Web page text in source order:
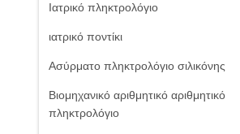
Ιατρικό πληκτρολόγιο
ιατρικό ποντίκι
Ασύρματο πληκτρολόγιο σιλικόνης
Βιομηχανικό αριθμητικό αριθμητικό
πληκτρολόγιο